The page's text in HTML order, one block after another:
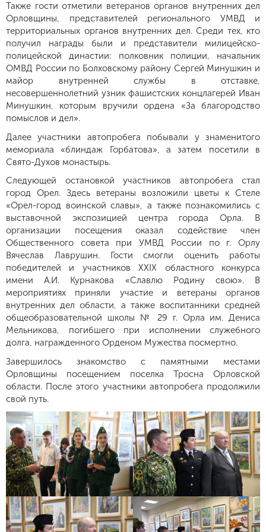
Также гости отметили ветеранов органов внутренних дел
Орловщины, представителей регионального УМВД и
территориальных органов внутренних дел. Среди тех, кто
получил награды были и представители милицейско-
полицейской династии: полковник полиции, начальник
ОМВД России по Болховскому району Сергей Минушкин и
майор внутренней службы в отставке,
несовершеннолетний узник фашистских концлагерей Иван
Минушкин, которым вручили ордена «За благородство
помыслов и дел».
Далее участники автопробега побывали у знаменитого
мемориала «блиндаж Горбатова», а затем посетили в
Свято-Духов монастырь.
Следующей остановкой участников автопробега стал
город Орел. Здесь ветераны возложили цветы к Стеле
«Орел-город воинской славы», а также познакомились с
выставочной экспозицией центра города Орла. В
организации посещения оказал содействие член
Общественного совета при УМВД России по г. Орлу
Вячеслав Лаврушин. Гости смогли оценить работы
победителей и участников XXIX областного конкурса
имени А.И. Курнакова «Славлю Родину свою». В
мероприятиях приняли участие и ветераны органов
внутренних дел области, а также воспитанники средней
общеобразовательной школы № 29 г. Орла им. Дениса
Мельникова, погибшего при исполнении служебного
долга, награжденного Орденом Мужества посмертно.
Завершилось знакомство с памятными местами
Орловщины посещением поселка Тросна Орловской
области. После этого участники автопробега продолжили
свой путь.